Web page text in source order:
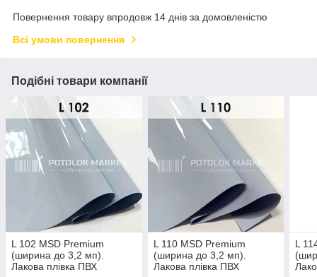
Повернення товару впродовж 14 днів за домовленістю
Всі умови повернення
Подібні товари компанії
L 102 MSD Premium
(ширина до 3,2 мп).
Лакова плівка ПВХ
L 110 MSD Premium
(ширина до 3,2 мп).
Лакова плівка ПВХ
L